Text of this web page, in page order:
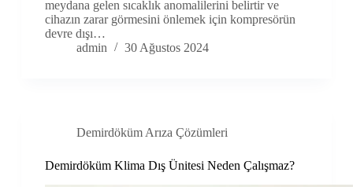
meydana gelen sıcaklık anomalilerini belirtir ve
cihazın zarar görmesini önlemek için kompresörün
devre dışı…
admin
30 Ağustos 2024
Demirdöküm Arıza Çözümleri
Demirdöküm Klima Dış Ünitesi Neden Çalışmaz?